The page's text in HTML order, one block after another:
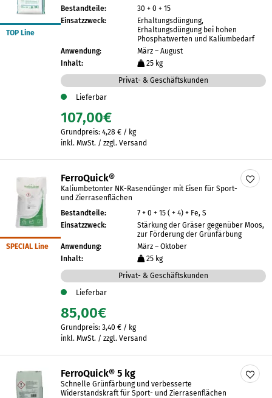
TOP Line
Bestandteile:
30 + 0 + 15
Einsatzzweck:
Erhaltungsdüngung,
Erhaltungsdüngung bei hohen
Phosphatwerten und Kaliumbedarf
Anwendung:
März – August
Inhalt:
25 kg
Privat- & Geschäftskunden
Lieferbar
107,00€
Grundpreis: 4,28 € / kg
inkl. MwSt. / zzgl. Versand
SPECIAL Line
FerroQuick®
Kaliumbetonter NK-Rasendünger mit Eisen für Sport-
und Zierrasenflächen
Bestandteile:
7 + 0 + 15 ( + 4) + Fe, S
Einsatzzweck:
Stärkung der Gräser gegenüber Moos,
zur Förderung der Grünfärbung
Anwendung:
März – Oktober
Inhalt:
25 kg
Privat- & Geschäftskunden
Lieferbar
85,00€
Grundpreis: 3,40 € / kg
inkl. MwSt. / zzgl. Versand
FerroQuick® 5 kg
Schnelle Grünfärbung und verbesserte
Widerstandskraft für Sport- und Zierrasenflächen